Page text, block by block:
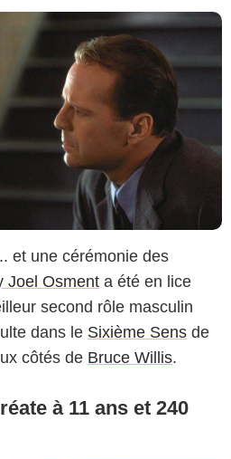
et une cérémonie des
Joel Osment a été en lice
second rôle masculin
dans le Sixième Sens de
côtés de Bruce Willis.
à 11 ans et 240